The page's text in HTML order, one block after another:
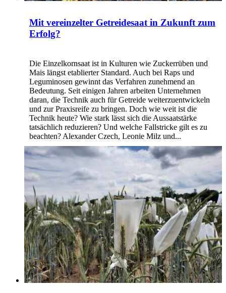
Mit vereinzelter Getreidesaat in Zukunft zum
Erfolg?
Die Einzelkornsaat ist in Kulturen wie Zuckerrüben und
Mais längst etablierter Standard. Auch bei Raps und
Leguminosen gewinnt das Verfahren zunehmend an
Bedeutung. Seit einigen Jahren arbeiten Unternehmen
daran, die Technik auch für Getreide weiterzuentwickeln
und zur Praxisreife zu bringen. Doch wie weit ist die
Technik heute? Wie stark lässt sich die Aussaatstärke
tatsächlich reduzieren? Und welche Fallstricke gilt es zu
beachten? Alexander Czech, Leonie Milz und...